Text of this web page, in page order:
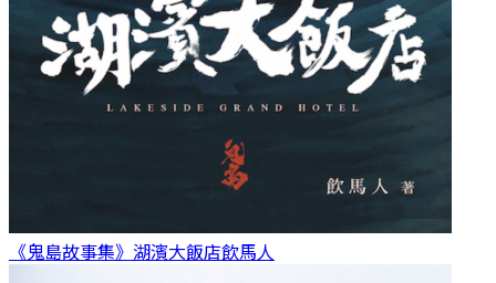
《鬼島故事集》湖濱大飯店飲馬人